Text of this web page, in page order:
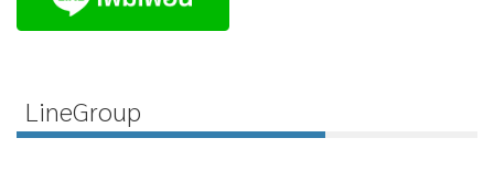
LineGroup